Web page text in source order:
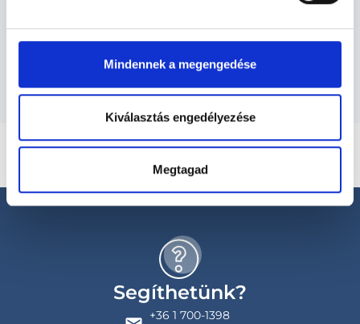
Mindennek a megengedése
Kiválasztás engedélyezése
Megtagad
Segíthetünk?
+36 1 700-1398